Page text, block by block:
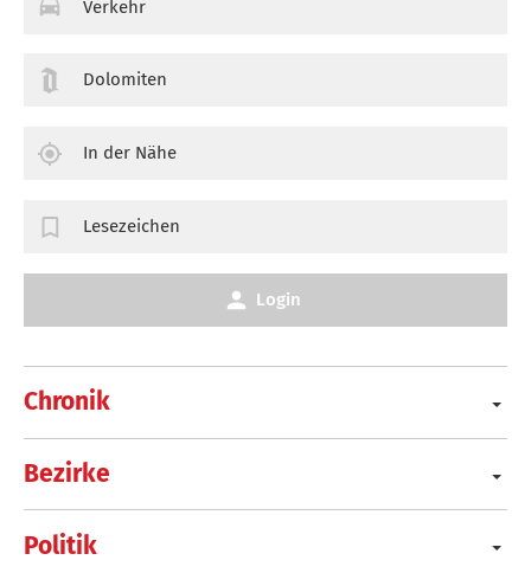
Chronik
Bezirke
Politik
Verkehr
Dolomiten
In der Nähe
Lesezeichen
Login